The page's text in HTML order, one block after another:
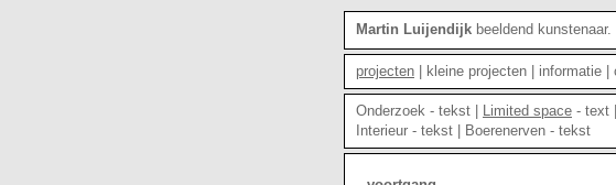
Martin Luijendijk beeldend kunstenaar.
projecten kleine projecten informatie
Onderzoek - tekst Limited space - text
Interieur - tekst Boerenerven - tekst